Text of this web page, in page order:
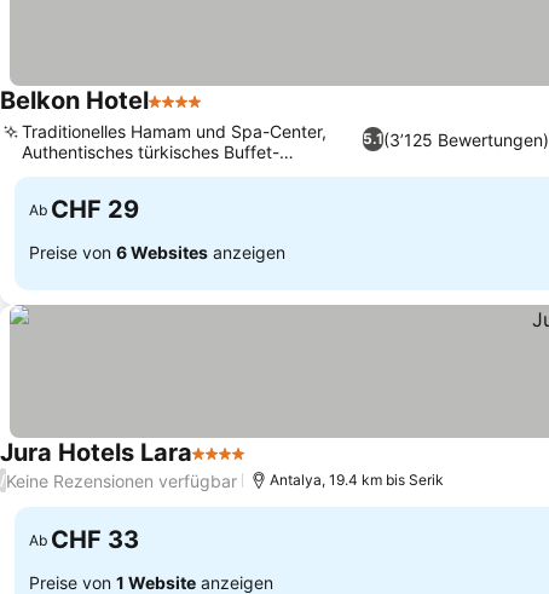
Belkon Hotel4 Sterne
5.1(3’125 Bewertungen)
Traditionelles Hamam und Spa-Center,
Authentisches türkisches Buffet-
Restaurant
Ab CHF 29
Preise von 6 Websites anzeigen
Jura Hotels Lara4 Sterne
/Keine Rezensionen verfügbar Antalya, 19.4 km bis Serik
Ab CHF 33
Preise von 1 Website anzeigen